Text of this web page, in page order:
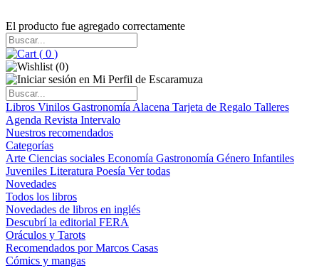
El producto fue agregado correctamente
( 0 )
(0)
Libros Vinilos Gastronomía Alacena Tarjeta de Regalo Talleres
Agenda Revista Intervalo
Nuestros recomendados
Categorías
Arte Ciencias sociales Economía Gastronomía Género Infantiles
Juveniles Literatura Poesía Ver todas
Novedades
Todos los libros
Novedades de libros en inglés
Descubrí la editorial FERA
Oráculos y Tarots
Recomendados por Marcos Casas
Cómics y mangas